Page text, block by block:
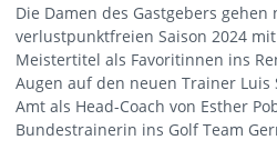
Die Damen des Gastgebers gehen
verlustpunktfreien Saison 2024
Meistertitel als Favoritinnen ins
Augen auf den neuen Trainer
Amt als Head-Coach von Esther
Bundestrainerin ins Golf Team